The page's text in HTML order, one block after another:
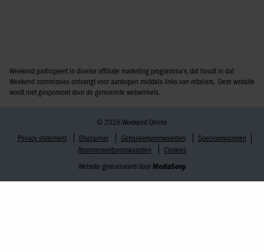
Weekend participeert in diverse affiliate marketing programma’s, dat houdt in dat
Weekend commissies ontvangt voor aankopen middels links van retailers. Deze website
wordt niet gesponsord door de genoemde webwinkels.
© 2026 Weekend Online
Privacy statement
Disclaimer Gebruikersvoorwaarden
Spelvoorwaarden
Abonnementsvoorwaarden
Cookies
Website gerealiseerd door MediaSoep